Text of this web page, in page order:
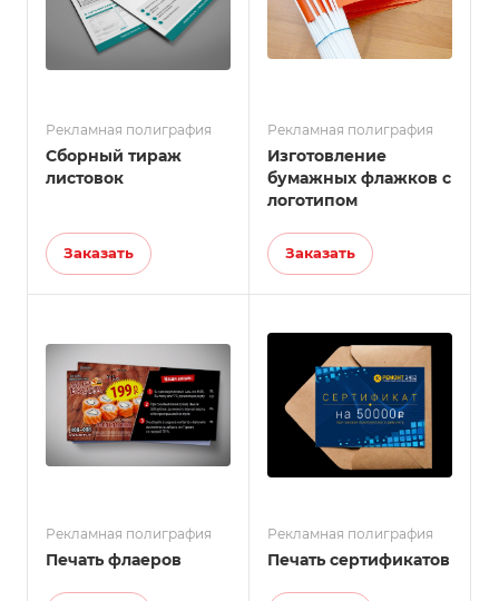
Рекламная полиграфия
Сборный тираж
листовок
Заказать
Рекламная полиграфия
Изготовление
бумажных флажков с
логотипом
Заказать
Рекламная полиграфия
Печать флаеров
Рекламная полиграфия
Печать сертификатов